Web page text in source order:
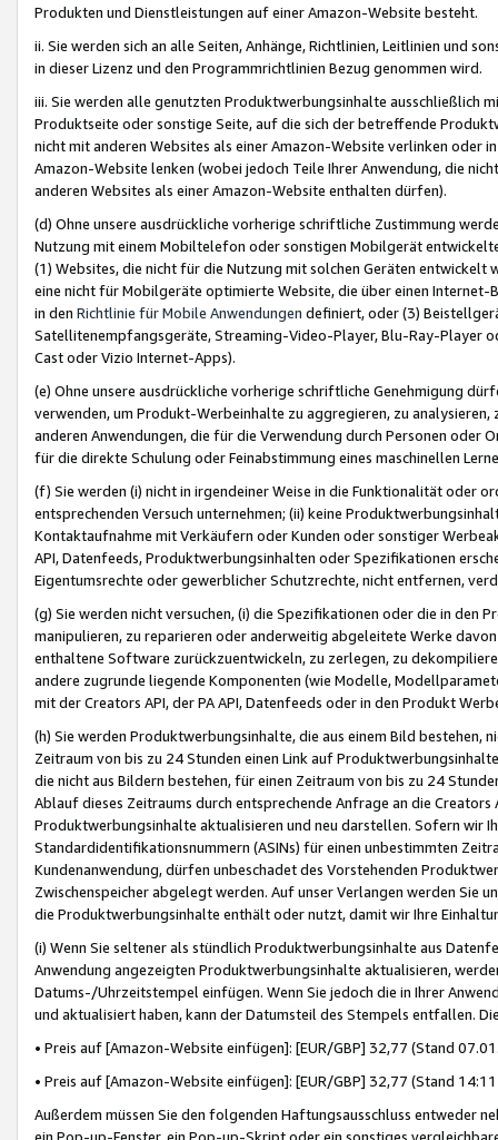
Produkten und Dienstleistungen auf einer Amazon-Website besteht.
ii. Sie werden sich an alle Seiten, Anhänge, Richtlinien, Leitlinien und
in dieser Lizenz und den Programmrichtlinien Bezug genommen wird.
iii. Sie werden alle genutzten Produktwerbungsinhalte ausschließlich
Produktseite oder sonstige Seite, auf die sich der betreffende
nicht mit anderen Websites als einer Amazon-Website verlinken oder
Amazon-Website lenken (wobei jedoch Teile Ihrer Anwendung, die
anderen Websites als einer Amazon-Website enthalten dürfen).
(d) Ohne unsere ausdrückliche vorherige schriftliche Zustimmung
Nutzung mit einem Mobiltelefon oder sonstigen Mobilgerät
(1) Websites, die nicht für die Nutzung mit solchen Geräten
eine nicht für Mobilgeräte optimierte Website, die über einen
in den Richtlinie für Mobile Anwendungen definiert, oder (3)
Satellitenempfangsgeräte, Streaming-Video-Player, Blu-Ray-Player
Cast oder Vizio Internet-Apps).
(e) Ohne unsere ausdrückliche vorherige schriftliche Genehmigung
verwenden, um Produkt-Werbeinhalte zu aggregieren, zu
anderen Anwendungen, die für die Verwendung durch Personen
für die direkte Schulung oder Feinabstimmung eines maschinellen
(f) Sie werden (i) nicht in irgendeiner Weise in die Funktionalität oder
entsprechenden Versuch unternehmen; (ii) keine
Kontaktaufnahme mit Verkäufern oder Kunden oder sonstiger
API, Datenfeeds, Produktwerbungsinhalten oder Spezifikationen
Eigentumsrechte oder gewerblicher Schutzrechte, nicht entfernen,
(g) Sie werden nicht versuchen, (i) die Spezifikationen oder die in
manipulieren, zu reparieren oder anderweitig abgeleitete Werke
enthaltene Software zurückzuentwickeln, zu zerlegen, zu
andere zugrunde liegende Komponenten (wie Modelle,
mit der Creators API, der PA API, Datenfeeds oder in den Produkt
(h) Sie werden Produktwerbungsinhalte, die aus einem Bild bestehen,
Zeitraum von bis zu 24 Stunden einen Link auf
die nicht aus Bildern bestehen, für einen Zeitraum von bis zu 24
Ablauf dieses Zeitraums durch entsprechende Anfrage an die
Produktwerbungsinhalte aktualisieren und neu darstellen. Sofern wir
Standardidentifikationsnummern (ASINs) für einen unbestimmten
Kundenanwendung, dürfen unbeschadet des Vorstehenden
Zwischenspeicher abgelegt werden. Auf unser Verlangen werden Sie
die Produktwerbungsinhalte enthält oder nutzt, damit wir Ihre
(i) Wenn Sie seltener als stündlich Produktwerbungsinhalte aus
Anwendung angezeigten Produktwerbungsinhalte aktualisieren,
Datums-/Uhrzeitstempel einfügen. Wenn Sie jedoch die in Ihrer
und aktualisiert haben, kann der Datumsteil des Stempels entfallen.
• Preis auf [Amazon-Website einfügen]: [EUR/GBP] 32,77 (Stand
• Preis auf [Amazon-Website einfügen]: [EUR/GBP] 32,77 (Stand
Außerdem müssen Sie den folgenden Haftungsausschluss entweder
ein Pop-up-Fenster, ein Pop-up-Skript oder ein sonstiges